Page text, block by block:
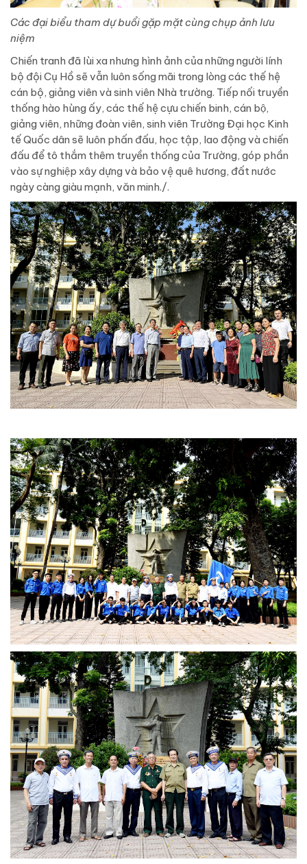
Các đại biểu tham dự buổi gặp mặt cùng chụp ảnh lưu
niệm
Chiến tranh đã lùi xa nhưng hình ảnh của những người lính
bộ đội Cụ Hồ sẽ vẫn luôn sống mãi trong lòng các thế hệ
cán bộ, giảng viên và sinh viên Nhà trường. Tiếp nối truyền
thống hào hùng ấy, các thế hệ cựu chiến binh, cán bộ,
giảng viên, những đoàn viên, sinh viên Trường Đại học Kinh
tế Quốc dân sẽ luôn phấn đấu, học tập, lao động và chiến
đấu để tô thắm thêm truyền thống của Trường, góp phần
vào sự nghiệp xây dựng và bảo vệ quê hương, đất nước
ngày càng giàu mạnh, văn minh./.